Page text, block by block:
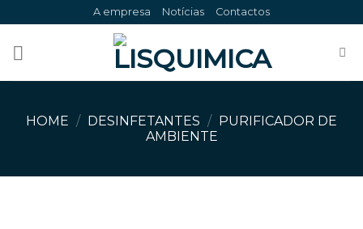
to
content
A empresa Notícias Contactos
HOME / DESINFETANTES / PURIFICADOR DE
AMBIENTE